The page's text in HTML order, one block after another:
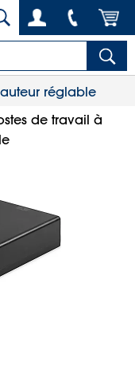
réglable
de travail à